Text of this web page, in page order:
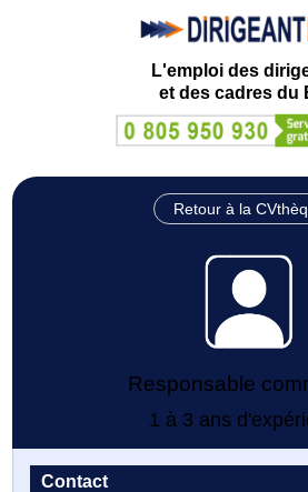
L'emploi des
et des cadres du
Retour à la
Responsable
1 à 3 ans
Contact